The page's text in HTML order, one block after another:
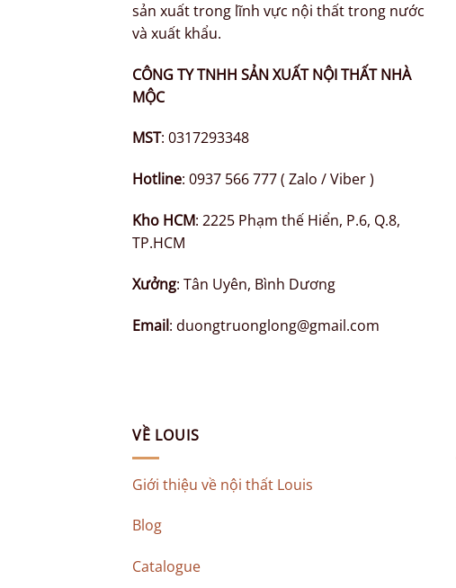
sản xuất trong lĩnh vực nội thất trong nước
và xuất khẩu.
CÔNG TY TNHH SẢN XUẤT NỘI THẤT NHÀ
MỘC
MST: 0317293348
Hotline: 0937 566 777 ( Zalo / Viber )
Kho HCM: 2225 Phạm thế Hiển, P.6, Q.8,
TP.HCM
Xưởng: Tân Uyên, Bình Dương
Email: duongtruonglong@gmail.com
VỀ LOUIS
Giới thiệu về nội thất Louis
Blog
Catalogue